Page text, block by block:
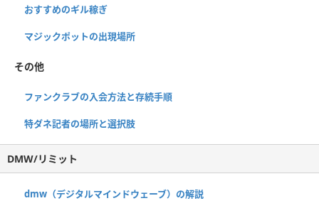
おすすめのギル稼ぎ
マジックポットの出現場所
その他
ファンクラブの入会方法と存続手順
特ダネ記者の場所と選択肢
DMW/リミット
dmw（デジタルマインドウェーブ）の解説